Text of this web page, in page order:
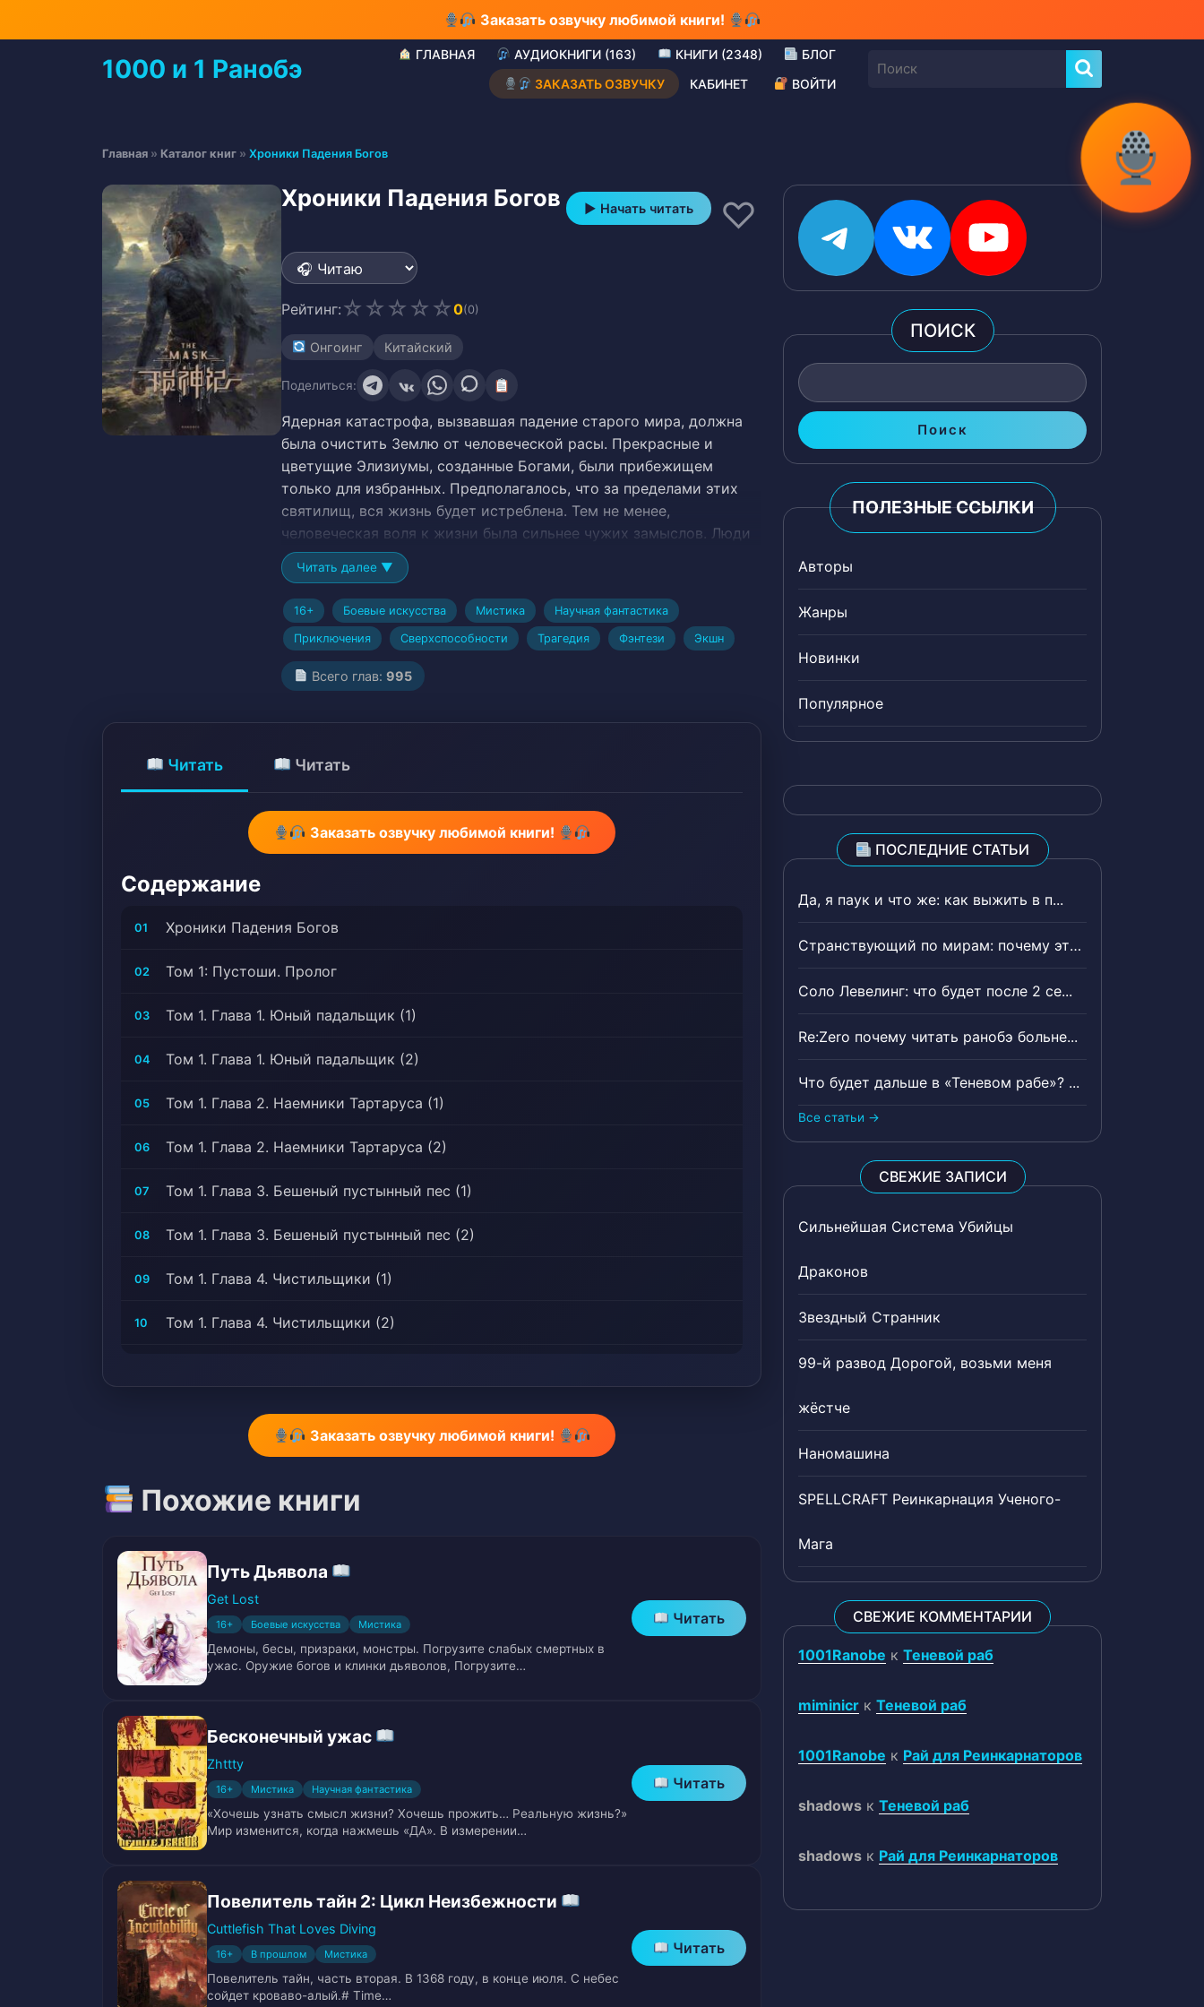
Заказать озвучку любимой книги!
1000 и 1 Ранобэ ГЛАВНАЯ АУДИОКНИГИ (163) КНИГИ (2348)
БЛОГ
ЗАКАЗАТЬ ОЗВУЧКУ
КАБИНЕТ ВОЙТИ
Найти:
Главная » Каталог книг » Хроники Падения Богов
Хроники Падения Богов ▶ Начать читать ♡
Рейтинг: ☆ ☆ ☆ ☆ ☆0(0)
Онгоинг Китайский
Поделиться:
Ядерная катастрофа, вызвавшая падение старого мира, должна
была очистить Землю от человеческой расы. Прекрасные и
цветущие Элизиумы, созданные Богами, были прибежищем
только для избранных. Предполагалось, что за пределами этих
святилищ, вся жизнь будет истреблена. Тем не менее,
человеческая воля к жизни была сильнее чужих замыслов. Люди
научились выживать на бесконечных пустынных территориях,
полных мутантов и радиации.
КлаудХок был молодым падальщиком, который мечтал быть
свободным словно ястреб, парящий высоко в облаках. Но он был
вынужден скитаться по бесплодным пустошам в вечном поиске
объедков и необходимого для выживания хлама. Однако никто не
знает, что ему уготовила судьба.
мутантами, встречей со сверхлюдьми, богами, демонами и их
и разнообразнее чем он мог себе представить. Рано или поздно
ему предстоит сделать выбор между ревностным светом Шумера
Красивая героиня, Каннибализм >>, Развитие персонажа,
Modifications, Боги, Кровища, Красивый герой, Сокрытие
протаногист, Протагонист — парень, Наёмники, Монстры, Mutated
Creatures, Наивный протагонист, Постапокалипсис, Месть,
Романтический побочный сюжет, Заговоры и интриги,
Специальные способности, Выживание, Недооцененный
протагонист, Unreliable Narrator, Становление сильного,
Путешествие по миру
Читать далее ▼
16+ Боевые искусства Мистика Научная фантастика
Приключения Сверхспособности Трагедия Фэнтези Экшн
Всего глав:995
Читать Читать
Заказать озвучку любимой книги!
Содержание
01 Хроники Падения Богов
02 Том 1: Пустоши. Пролог
03 Том 1. Глава 1. Юный падальщик (1)
04 Том 1. Глава 1. Юный падальщик (2)
05 Том 1. Глава 2. Наемники Тартаруса (1)
06 Том 1. Глава 2. Наемники Тартаруса (2)
07 Том 1. Глава 3. Бешеный пустынный пес (1)
08 Том 1. Глава 3. Бешеный пустынный пес (2)
09 Том 1. Глава 4. Чистильщики (1)
10 Том 1. Глава 4. Чистильщики (2)
Том 1. Глава 5. Таинственный камень (2)
Том 1. Глава 6. Перерождение
14 Том 1. Глава 7. Метачеловек
16 Том 1. Глава 9. База наемников Тартаруса
17 Том 1. Глава 10. Смерть в ночи
18 Том 1. Глава 11. Тренировка
19 Том 1. Глава 12. Жизнь на базе
20 Том 1. Глава 13. Кровавый Ринг
21 Том 1. Глава 14. Безумный Хозяин Гостиницы
22 Том 1. Глава 15. Кровавая Вечеринка
23 Том 1. Глава 16. Наследие
24 Том 1. Глава 17. Волна зверей
25 Том 1. Глава 18. Волчья стая
Заказать озвучку любимой книги!
Похожие книги
Путь Дьявола
Get Lost
16+ Боевые искусства Мистика
Демоны, бесы, призраки, монстры. Погрузите слабых смертных в
ужас. Оружие богов и клинки дьяволов, Погрузите…
Читать
Бесконечный ужас
Zhttty
16+ Мистика Научная фантастика
«Хочешь узнать смысл жизни? Хочешь прожить… Реальную жизнь?»
Мир изменится, когда нажмешь «ДА». В измерении…
Читать
Повелитель тайн 2: Цикл Неизбежности
Cuttlefish That Loves Diving
16+ В прошлом Мистика
Повелитель тайн, часть вторая. В 1368 году, в конце июля. С небес
сойдет кроваво-алый.# Time…
Читать
Telegram ВКонтакте YouTube
ПОИСК
Поиск
ПОЛЕЗНЫЕ ССЫЛКИ
Авторы
Жанры
Новинки
Популярное
ПОСЛЕДНИЕ СТАТЬИ
Да, я паук и что же: как выжить в п...
Странствующий по мирам: почему эта ...
Соло Левелинг: что будет после 2 се...
Re:Zero почему читать ранобэ больне...
Что будет дальше в «Теневом рабе»? ...
Все статьи →
СВЕЖИЕ ЗАПИСИ
Сильнейшая Система Убийцы
Драконов
Звездный Странник
99-й развод Дорогой, возьми меня
жёстче
Наномашина
SPELLCRAFT Реинкарнация Ученого-
Мага
СВЕЖИЕ КОММЕНТАРИИ
1001Ranobe к Теневой раб
miminicr к Теневой раб
1001Ranobe к Рай для Реинкарнаторов
shadows к Теневой раб
shadows к Рай для Реинкарнаторов